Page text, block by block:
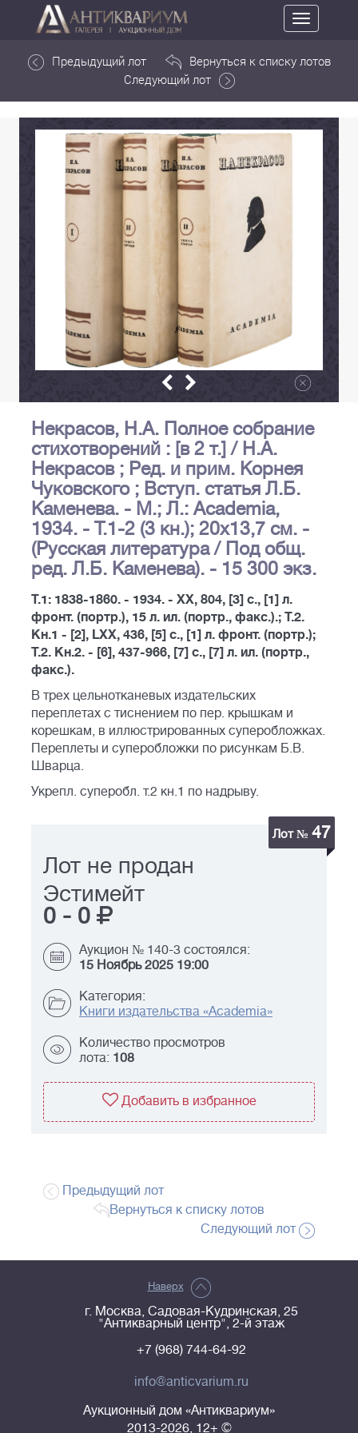
Toggle
navigation
Предыдущий лот
Вернуться к списку лотов
Следующий лот
Некрасов, Н.А. Полное собрание
стихотворений : [в 2 т.] / Н.А.
Некрасов ; Ред. и прим. Корнея
Чуковского ; Вступ. статья Л.Б.
Каменева. - М.; Л.: Academia,
1934. - Т.1-2 (3 кн.); 20х13,7 см. -
(Русская литература / Под общ.
ред. Л.Б. Каменева). - 15 300 экз.
Т.1: 1838-1860. - 1934. - XX, 804, [3] с., [1] л.
фронт. (портр.), 15 л. ил. (портр., факс.).; Т.2.
Кн.1 - [2], LXX, 436, [5] с., [1] л. фронт. (портр.);
Т.2. Кн.2. - [6], 437-966, [7] c., [7] л. ил. (портр.,
факс.).
В трех цельнотканевых издательских
переплетах с тиснением по пер. крышкам и
корешкам, в иллюстрированных суперобложках.
Переплеты и суперобложки по рисункам Б.В.
Шварца.
Укрепл. суперобл. т.2 кн.1 по надрыву.
Лот № 47
Лот не продан
Эстимейт
0 - 0
Аукцион № 140-3 состоялся:
15 Ноябрь 2025 19:00
Категория:
Книги издательства «Academia»
Количество просмотров
лота: 108
Добавить в избранное
Предыдущий лот
Вернуться к списку лотов
Следующий лот
Наверх
г. Москва, Садовая-Кудринская, 25
"Антикварный центр", 2-й этаж
+7 (968) 744-64-92
info@anticvarium.ru
Аукционный дом «Антиквариум»
2013-2026, 12+ ©